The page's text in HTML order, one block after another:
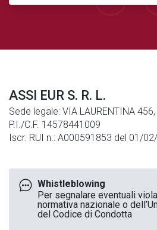
ASSI EUR S. R. L.
Sede legale: VIA LAURENTINA
P.I./C.F. 14578441009
Iscr. RUI n.: A000591853 del 01/
Whistleblowing
Per segnalare eventuali
normativa nazionale o
del Codice di Condotta